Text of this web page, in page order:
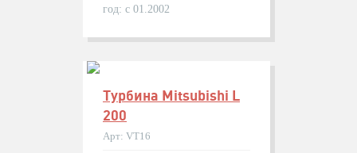
год: с 01.2002
Турбина Mitsubishi L
200
Арт: VT16